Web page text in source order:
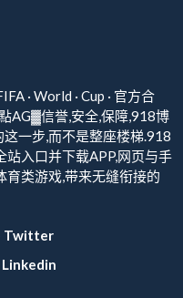
· World · Cup · 官方合
AG▓信誉,安全,保障,918博
一步,而不是整座楼梯.918
入口并下载APP,网页与手
育类游戏,带来无缝衔接的
Twitter
Linkedin